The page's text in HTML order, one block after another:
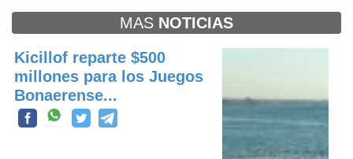
MAS NOTICIAS
Kicillof reparte $500
millones para los Juegos
Bonaerense...